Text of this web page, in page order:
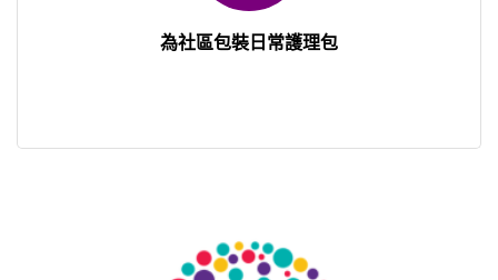
為社區包裝日常護理包